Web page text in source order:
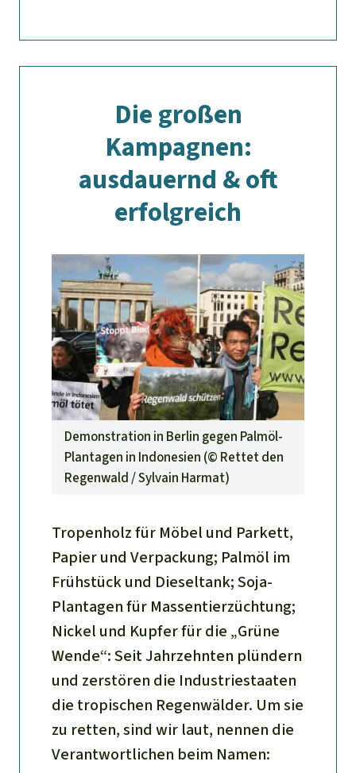
Die großen
Kampagnen:
ausdauernd & oft
erfolgreich
Demonstration in Berlin gegen Palmöl-
Plantagen in Indonesien (© Rettet den
Regenwald / Sylvain Harmat)
Tropenholz für Möbel und Parkett,
Papier und Verpackung; Palmöl im
Frühstück und Dieseltank; Soja-
Plantagen für Massentierzüchtung;
Nickel und Kupfer für die „Grüne
Wende“: Seit Jahrzehnten plündern
und zerstören die Industriestaaten
die tropischen Regenwälder. Um sie
zu retten, sind wir laut, nennen die
Verantwortlichen beim Namen: